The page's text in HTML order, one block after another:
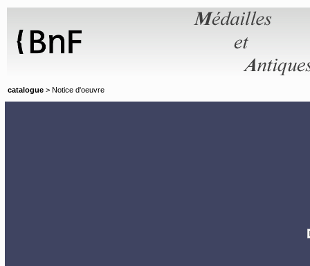
catalogue > Notice d'oeuvre